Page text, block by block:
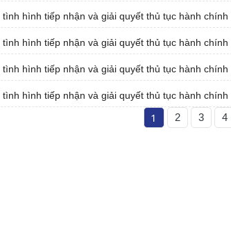
tình hình tiếp nhận và giải quyết thủ tục hành chính
tình hình tiếp nhận và giải quyết thủ tục hành chính
tình hình tiếp nhận và giải quyết thủ tục hành chính
tình hình tiếp nhận và giải quyết thủ tục hành chính
1 2 3 4